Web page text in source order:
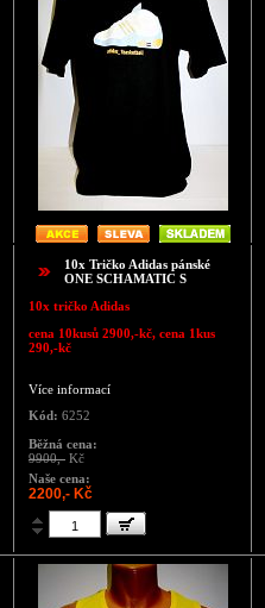
10x Tričko Adidas pánské
ONE SCHAMATIC S
10x tričko Adidas
cena 10kusů 2900,-kč, cena 1kus
290,-kč
Více informací
Kód: 6252
Běžná cena:
9900,- Kč
Naše cena:
2200,- Kč